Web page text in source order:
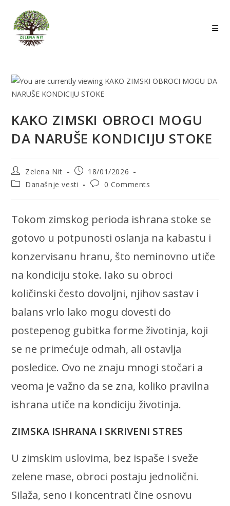
content
KAKO ZIMSKI OBROCI MOGU
DA NARUŠE KONDICIJU STOKE
Post
author:
Zelena Nit
Post
published:
18/01/2026
PostDanašnje vesti
Post0 Comments
Tokom zimskog perioda ishrana stoke se
gotovo u potpunosti oslanja na kabastu i
konzervisanu hranu, što neminovno utiče
na kondiciju stoke. Iako su obroci
količinski često dovoljni, njihov sastav i
balans vrlo lako mogu dovesti do
postepenog gubitka forme životinja, koji
se ne primećuje odmah, ali ostavlja
posledice. Ovo ne znaju mnogi stočari a
veoma je važno da se zna, koliko pravilna
ishrana utiče na kondiciju životinja.
ZIMSKA ISHRANA I SKRIVENI STRES
U zimskim uslovima, bez ispaše i sveže
zelene mase, obroci postaju jednolični.
Silaža, seno i koncentrati čine osnovu